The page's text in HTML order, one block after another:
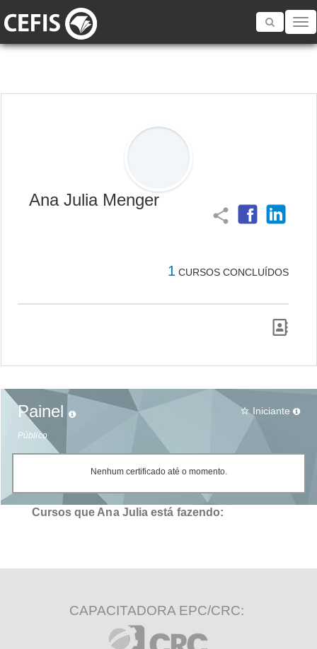
Toggle
Ana Julia Menger
share
1 CURSOS CONCLUÍDOS
Painel
Público
star_border Iniciante
Nenhum certificado até o momento.
Cursos que Ana Julia está fazendo:
CAPACITADORA EPC/CRC: